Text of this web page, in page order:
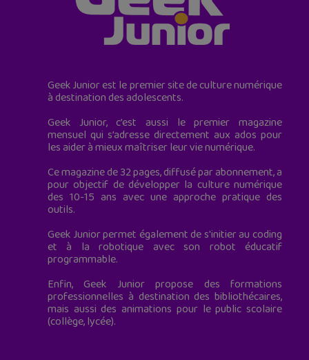
Geek Junior est le premier site de culture numérique
à destination des adolescents.
Geek Junior, c’est aussi le premier magazine
mensuel qui s’adresse directement aux ados pour
les aider à mieux maîtriser leur vie numérique.
Ce magazine de 32 pages, diffusé par abonnement, a
pour objectif de développer la culture numérique
des 10-15 ans avec une approche pratique des
outils.
Geek Junior permet également de s'initier au coding
et à la robotique avec son robot éducatif
programmable.
Enfin, Geek Junior propose des formations
professionnelles à destination des bibliothécaires,
mais aussi des animations pour le public scolaire
(collège, lycée).